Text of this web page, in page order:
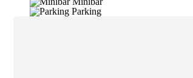
Parking